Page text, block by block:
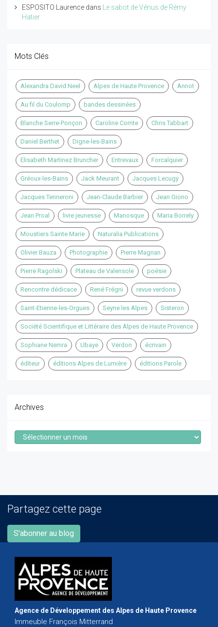
ESPOSITO Laurence dans
Le sabot de Vénus de Rémy
Hatier
Mots Clés
Alexandra David Neel Alpes de Haute Provence Annot
Au fil du Coulomp bandes dessinées
Blanche Serre-Ponçon Caroline Comte Chris Tabbart
Daniel Berthet Digne-les-Bains
Elisabeth Martinez Bruncher Entrevaux Forcalquier
Gréoux-les-Bains Jack Meurant Jacques Lecugy
Jacques Tenneroni Jean-Claude Barbier Jean Giono
Jean Proal livre jeunesse Manosque Maria Borrely
Moustiers Sainte Marie Naturalia Publications
Olivier Bauza Photographie Pierre Magnan
Pierre Ragolski Plateau de Valensole poésie
Rencontre dédicace René Frégni revue verdons
Saint-Etienne-les-Orgues Seyne les Alpes Sisteron
Société Scientifique et Littéraire des Alpes de Haute Provence
Sophiane Nemra Ubaye Verdon écrivain
éditeur éditions Alpes de Lumière éditions Parole
Archives
Archives
Partagez cette page
S'abonner au blog
Agence de Développement des Alpes de Haute Provence
Immeuble François Mitterrand